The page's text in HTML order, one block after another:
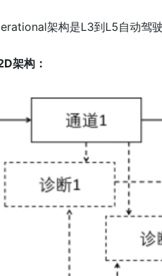
架构是L3到L5自动驾
架构：